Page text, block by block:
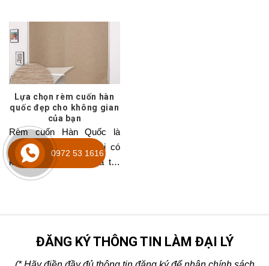
Lựa chọn rèm cuốn hàn
quốc đẹp cho không gian
của bạn
Rèm cuốn Hàn Quốc là
mẫu rèm cửa hiện đại có
khả năng che chắn và tiết
kiệm năng lượng.
ĐĂNG KÝ THÔNG TIN LÀM ĐẠI LÝ
0972 53 1616